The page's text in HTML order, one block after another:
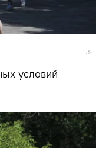
условий